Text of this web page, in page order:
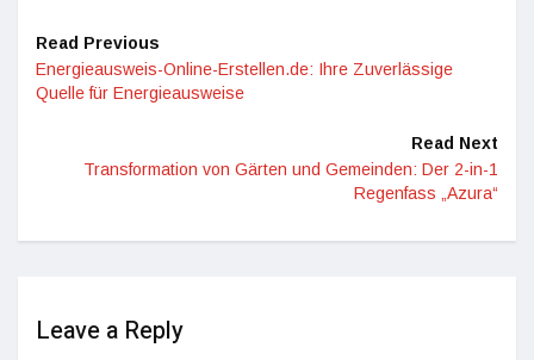
Read Previous
Energieausweis-Online-Erstellen.de: Ihre Zuverlässige
Quelle für Energieausweise
Read Next
Transformation von Gärten und Gemeinden: Der 2-in-1
Regenfass „Azura“
Leave a Reply